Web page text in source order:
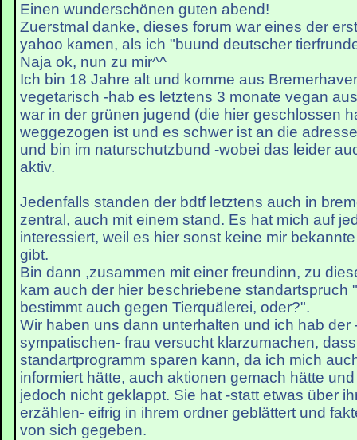
Einen wunderschönen guten abend!
Zuerstmal danke, dieses forum war eines der
yahoo kamen, als ich "buund deutscher
Naja ok, nun zu mir^^
Ich bin 18 Jahre alt und komme aus
vegetarisch -hab es letztens 3 monate vegan
war in der grünen jugend (die hier geschlossen
weggezogen ist und es schwer ist an die
und bin im naturschutzbund -wobei das leider
aktiv.
Jedenfalls standen der bdtf letztens auch in
zentral, auch mit einem stand. Es hat mich auf
interessiert, weil es hier sonst keine mir
gibt.
Bin dann ,zusammen mit einer freundinn, zu
kam auch der hier beschriebene standartspruch
bestimmt auch gegen Tierquälerei, oder?".
Wir haben uns dann unterhalten und ich hab der
sympatischen- frau versucht klarzumachen,
standartprogramm sparen kann, da ich mich
informiert hätte, auch aktionen gemach hätte
jedoch nicht geklappt. Sie hat -statt etwas über
erzählen- eifrig in ihrem ordner geblättert und
von sich gegeben.